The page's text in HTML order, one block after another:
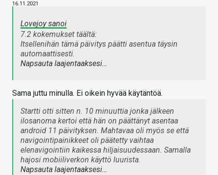
16.11.2021
Lovejoy sanoi
7.2 kokemukset täältä:
Itsellenihän tämä päivitys päätti asentua täysin
automaattisesti.
Napsauta laajentaaksesi…
Sama juttu minulla. Ei oikein hyvää käytäntöä.
Startti otti sitten n. 10 minuuttia jonka jälkeen
ilosanoma kertoi että hän on päättänyt asentaa
android 11 päivityksen. Mahtavaa oli myös se että
navigointipainikkeet oli päätetty vaihtaa
elenavigointiin kaikessa hiljaisuudessaan. Samalla
hajosi mobiiliverkon käyttö luurista.
Napsauta laajentaaksesi…